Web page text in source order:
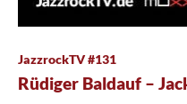
JazzrockTV #131
Rüdiger Baldauf –